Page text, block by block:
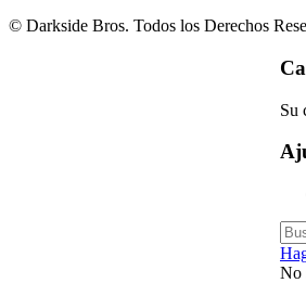
© Darkside Bros. Todos los Derechos
Su
No